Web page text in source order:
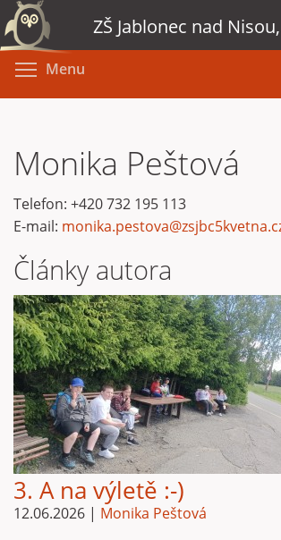
Přejít
k
hlavnímu
obsahu
ZŠ Jablonec nad
Menu
Monika Peštová
Telefon: +420 732 195 113
E-mail:
Články autora
3. A na výletě :-)
12.06.2026 | Monika Peštová